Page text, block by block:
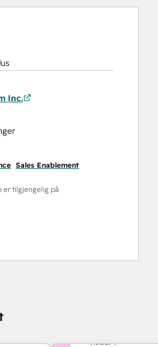
Inc.
Sales Enablement
er tilgjengelig på
HJELP?